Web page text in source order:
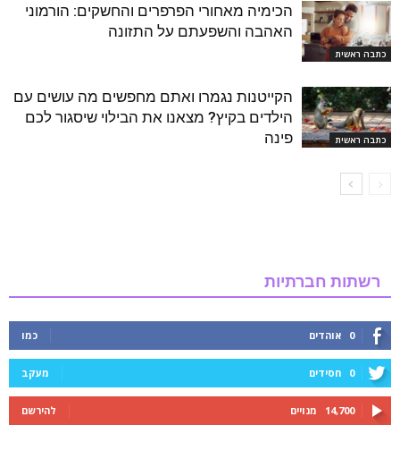
כתבה ראשית
הכימיה מאחורי הפרפרים והחשקים: הורמוני
האהבה והשפעתם על התזונה
כתבה ראשית
הקייטנות נגמרו ואתם מחפשים מה עושים עם
הילדים בקיץ? מצאנו את הבילוי שיסגור לכם
פינה
רשתות חברתיות
0 אוהדים כמו
0 חסידים מעקב
14,700 מנויים להירשם